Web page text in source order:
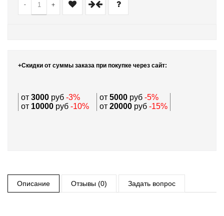
- +
+Скидки от суммы заказа при покупке через сайт:
от 3000 руб -3% от 5000 руб -5%
от 10000 руб -10% от 20000 руб -15%
Описание Отзывы (0) Задать вопрос